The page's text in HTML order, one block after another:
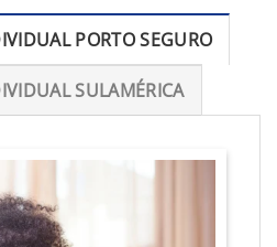
PORTO SEGURO
SULAMÉRICA